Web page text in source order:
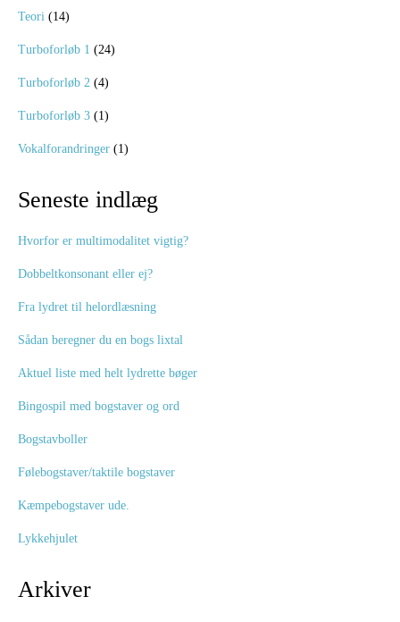
Teori (14)
Turboforløb 1 (24)
Turboforløb 2 (4)
Turboforløb 3 (1)
Vokalforandringer (1)
Seneste indlæg
Hvorfor er multimodalitet vigtig?
Dobbeltkonsonant eller ej?
Fra lydret til helordlæsning
Sådan beregner du en bogs lixtal
Aktuel liste med helt lydrette bøger
Bingospil med bogstaver og ord
Bogstavboller
Følebogstaver/taktile bogstaver
Kæmpebogstaver ude.
Lykkehjulet
Arkiver